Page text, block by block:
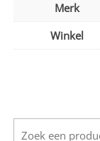
Merk
Winkel